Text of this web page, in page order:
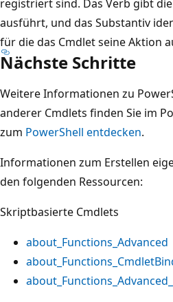
registriert sind. Das Verb gibt
ausführt, und das Substantiv
für die das Cmdlet seine Aktion
Nächste Schritte
Weitere Informationen zu
anderer Cmdlets finden Sie im
zum PowerShell entdecken.
Informationen zum Erstellen
den folgenden Ressourcen:
Skriptbasierte Cmdlets
about_Functions_Advanced